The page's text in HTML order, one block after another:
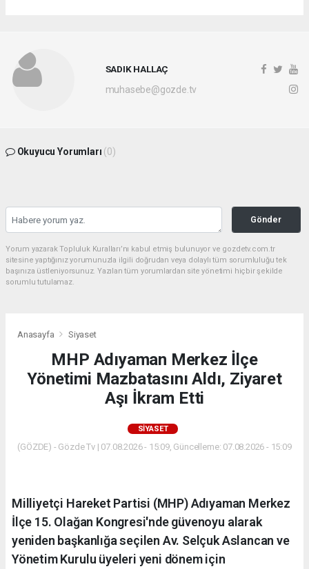
SADIK HALLAÇ
muhasebe@gozde.tv
Okuyucu Yorumları (0)
Gönder
Yorum yazarak Topluluk Kuralları’nı kabul etmiş bulunuyor ve gozdetv.com.tr
sitesine yaptığınız yorumunuzla ilgili doğrudan veya dolaylı tüm sorumluluğu tek
başınıza üstleniyorsunuz. Yazılan tüm yorumlardan site yönetimi hiçbir şekilde
sorumlu tutulamaz.
Anasayfa Siyaset
MHP Adıyaman Merkez İlçe
Yönetimi Mazbatasını Aldı, Ziyaret
Aşı İkram Etti
SIYASET
(GÖZDE) - Gözde Tv | 07.08.2026 - 15:09, Güncelleme: 07.08.2026 - 15:09
Milliyetçi Hareket Partisi (MHP) Adıyaman Merkez
İlçe 15. Olağan Kongresi'nde güvenoyu alarak
yeniden başkanlığa seçilen Av. Selçuk Aslancan ve
Yönetim Kurulu üyeleri yeni dönem için